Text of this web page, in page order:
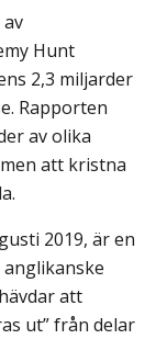
Hunt
2,3 miljarder
Rapporten
av olika
att kristna
2019, är en
att
ut” från delar